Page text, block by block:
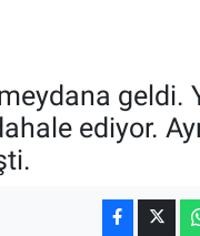
geldi.
ediyor.